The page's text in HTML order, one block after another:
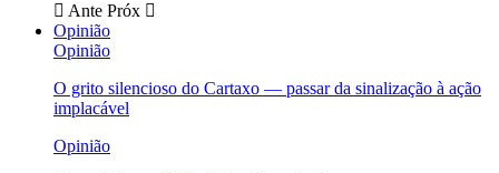
Ante Próx
Opinião
Opinião
O grito silencioso do Cartaxo — passar da sinalização à ação
implacável
Opinião